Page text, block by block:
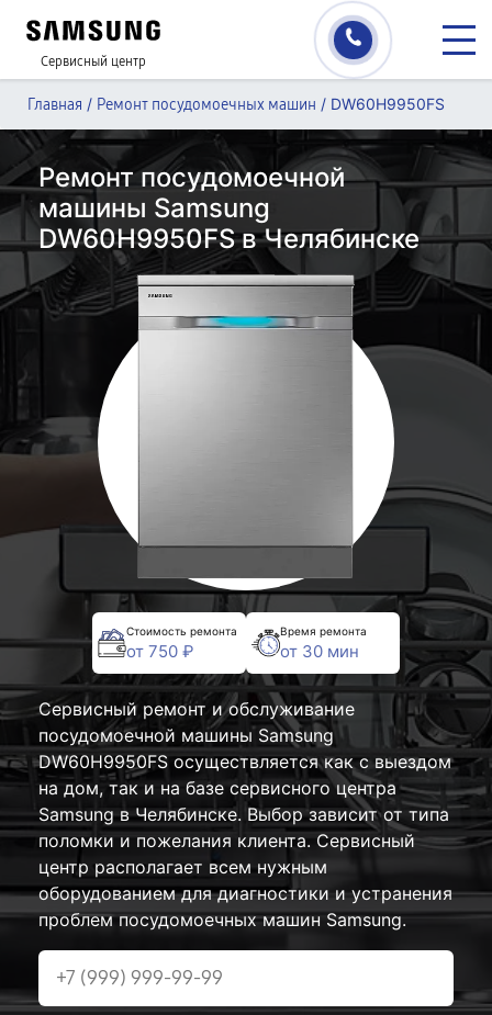
Сервисный центр
Главная / Ремонт посудомоечных машин / DW60H9950FS
Ремонт посудомоечной
машины Samsung
DW60H9950FS в Челябинске
Стоимость ремонта
от 750 ₽
Время ремонта
от 30 мин
Сервисный ремонт и обслуживание
посудомоечной машины Samsung
DW60H9950FS осуществляется как с выездом
на дом, так и на базе сервисного центра
Samsung в Челябинске. Выбор зависит от типа
поломки и пожелания клиента. Сервисный
центр располагает всем нужным
оборудованием для диагностики и устранения
проблем посудомоечных машин Samsung.